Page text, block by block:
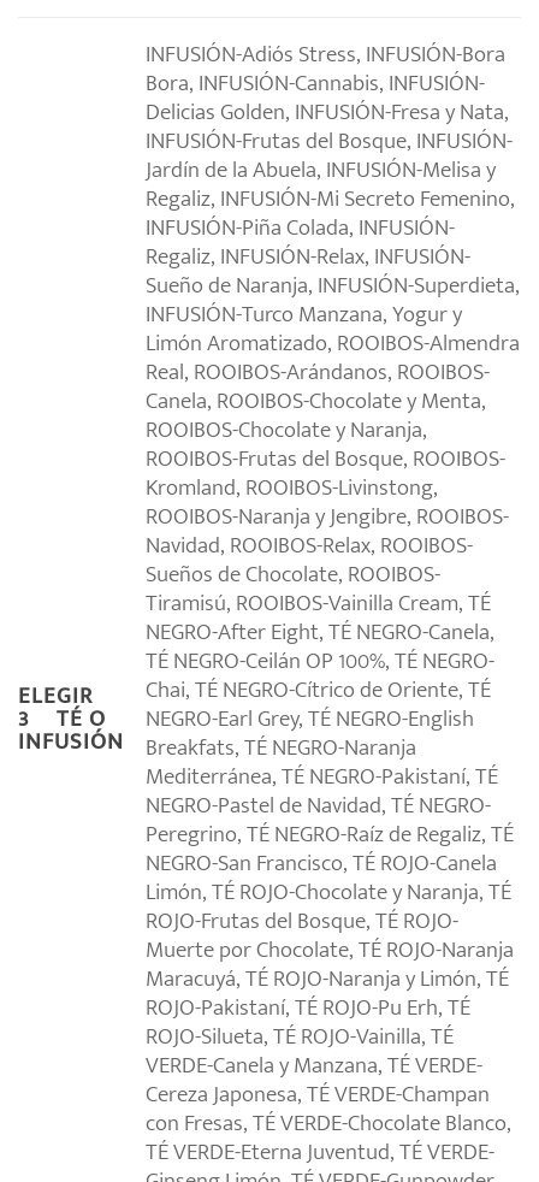
ELEGIR
3º TÉ O
INFUSIÓN
INFUSIÓN-Adiós Stress, INFUSIÓN-Bora
Bora, INFUSIÓN-Cannabis, INFUSIÓN-
Delicias Golden, INFUSIÓN-Fresa y Nata,
INFUSIÓN-Frutas del Bosque, INFUSIÓN-
Jardín de la Abuela, INFUSIÓN-Melisa y
Regaliz, INFUSIÓN-Mi Secreto Femenino,
INFUSIÓN-Piña Colada, INFUSIÓN-
Regaliz, INFUSIÓN-Relax, INFUSIÓN-
Sueño de Naranja, INFUSIÓN-Superdieta,
INFUSIÓN-Turco Manzana, Yogur y
Limón Aromatizado, ROOIBOS-Almendra
Real, ROOIBOS-Arándanos, ROOIBOS-
Canela, ROOIBOS-Chocolate y Menta,
ROOIBOS-Chocolate y Naranja,
ROOIBOS-Frutas del Bosque, ROOIBOS-
Kromland, ROOIBOS-Livinstong,
ROOIBOS-Naranja y Jengibre, ROOIBOS-
Navidad, ROOIBOS-Relax, ROOIBOS-
Sueños de Chocolate, ROOIBOS-
Tiramisú, ROOIBOS-Vainilla Cream, TÉ
NEGRO-After Eight, TÉ NEGRO-Canela,
TÉ NEGRO-Ceilán OP 100%, TÉ NEGRO-
Chai, TÉ NEGRO-Cítrico de Oriente, TÉ
NEGRO-Earl Grey, TÉ NEGRO-English
Breakfats, TÉ NEGRO-Naranja
Mediterránea, TÉ NEGRO-Pakistaní, TÉ
NEGRO-Pastel de Navidad, TÉ NEGRO-
Peregrino, TÉ NEGRO-Raíz de Regaliz, TÉ
NEGRO-San Francisco, TÉ ROJO-Canela
Limón, TÉ ROJO-Chocolate y Naranja, TÉ
ROJO-Frutas del Bosque, TÉ ROJO-
Muerte por Chocolate, TÉ ROJO-Naranja
Maracuyá, TÉ ROJO-Naranja y Limón, TÉ
ROJO-Pakistaní, TÉ ROJO-Pu Erh, TÉ
ROJO-Silueta, TÉ ROJO-Vainilla, TÉ
VERDE-Canela y Manzana, TÉ VERDE-
Cereza Japonesa, TÉ VERDE-Champan
con Fresas, TÉ VERDE-Chocolate Blanco,
TÉ VERDE-Eterna Juventud, TÉ VERDE-